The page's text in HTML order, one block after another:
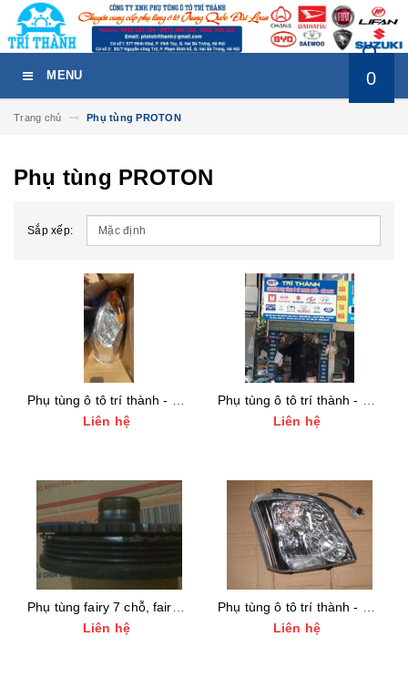
MENU 0
Trang chủ Phụ tùng PROTON
Phụ tùng PROTON
Sắp xếp:
Phụ tùng ô tô trí thành - đèn pha, đền gầm, đèn hậu foton v5 tải van, fo ton
Liên hệ
Phụ tùng ô tô trí thành - đèn pha foton 990kg, foton v5, tải van
Liên hệ
Phụ tùng fairy 7 chỗ, fairy 5 chỗ
Liên hệ
Phụ tùng ô tô trí thành - đèn pha fairy 7 chỗ
Liên hệ